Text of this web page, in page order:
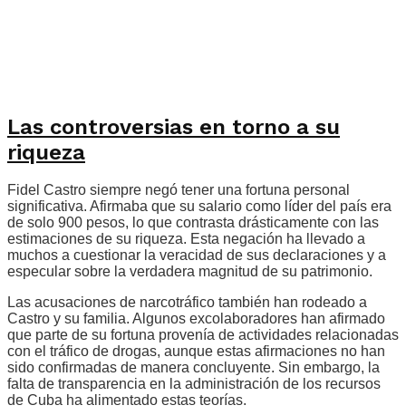
Las controversias en torno a su
riqueza
Fidel Castro siempre negó tener una fortuna personal
significativa. Afirmaba que su salario como líder del país era
de solo 900 pesos, lo que contrasta drásticamente con las
estimaciones de su riqueza. Esta negación ha llevado a
muchos a cuestionar la veracidad de sus declaraciones y a
especular sobre la verdadera magnitud de su patrimonio.
Las acusaciones de narcotráfico también han rodeado a
Castro y su familia. Algunos excolaboradores han afirmado
que parte de su fortuna provenía de actividades relacionadas
con el tráfico de drogas, aunque estas afirmaciones no han
sido confirmadas de manera concluyente. Sin embargo, la
falta de transparencia en la administración de los recursos
de Cuba ha alimentado estas teorías.